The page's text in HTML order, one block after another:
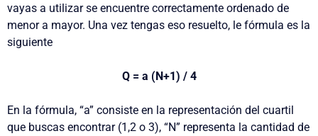
vayas a utilizar se encuentre correctamente ordenado de
menor a mayor. Una vez tengas eso resuelto, le fórmula es la
siguiente
Q = a (N+1) / 4
En la fórmula, “a” consiste en la representación del cuartil
que buscas encontrar (1,2 o 3), “N” representa la cantidad de